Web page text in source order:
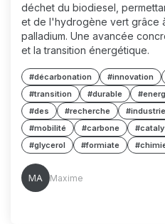
déchet du biodiesel,
et de l'hydrogène vert grâce
palladium. Une avancée
et la transition énergétique.
#décarbonation #innovation
#transition
#durable
#des
#recherche #industrie
#mobilité
#carbone
#glycerol
#formiate
Maxime
(MM)
Maxime